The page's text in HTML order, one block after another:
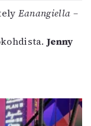
Eanangiella –
Jenny